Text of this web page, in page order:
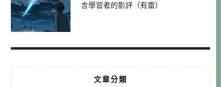
言學習者的影評（有雷）
文章分類